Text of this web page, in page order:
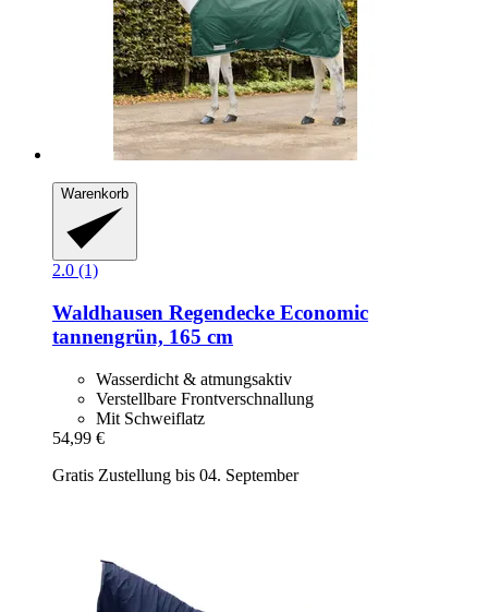
Warenkorb
2.0 (1)
Waldhausen Regendecke Economic
tannengrün, 165 cm
Wasserdicht & atmungsaktiv
Verstellbare Frontverschnallung
Mit Schweiflatz
54,99 €
Gratis Zustellung bis 04. September